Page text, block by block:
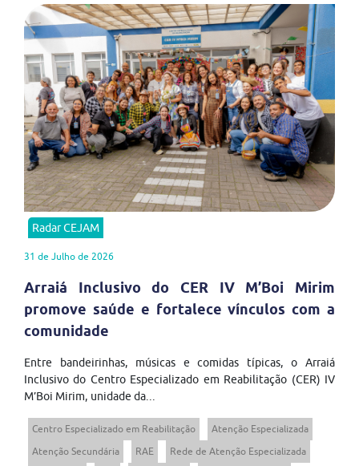
Radar CEJAM
31 de Julho de 2026
Arraiá Inclusivo do CER IV M’Boi Mirim
promove saúde e fortalece vínculos com a
comunidade
Entre bandeirinhas, músicas e comidas típicas, o Arraiá
Inclusivo do Centro Especializado em Reabilitação (CER) IV
M’Boi Mirim, unidade da...
Centro Especializado em Reabilitação
Atenção Especializada
Atenção Secundária
RAE
Rede de Atenção Especializada